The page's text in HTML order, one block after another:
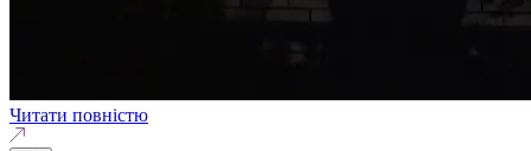
Читати повністю